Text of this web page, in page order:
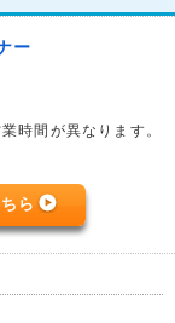
ー
時間が異なります。
ら